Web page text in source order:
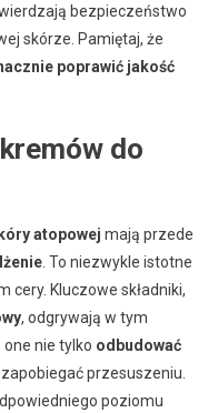
bezpieczeństwo
skórze. Pamiętaj, że
poprawić jakość
do
atopowej mają przede
. To niezwykle istotne
cery. Kluczowe składniki,
, odgrywają w tym
nie tylko odbudować
przesuszeniu.
poziomu